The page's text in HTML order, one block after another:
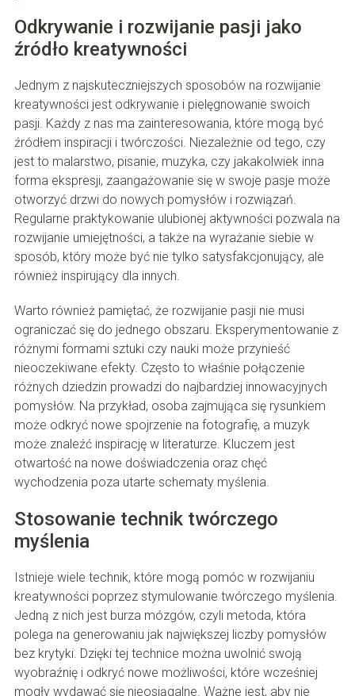
Odkrywanie i rozwijanie pasji jako
źródło kreatywności
Jednym z najskuteczniejszych sposobów na rozwijanie
kreatywności jest odkrywanie i pielęgnowanie swoich
pasji. Każdy z nas ma zainteresowania, które mogą być
źródłem inspiracji i twórczości. Niezależnie od tego, czy
jest to malarstwo, pisanie, muzyka, czy jakakolwiek inna
forma ekspresji, zaangażowanie się w swoje pasje może
otworzyć drzwi do nowych pomysłów i rozwiązań.
Regularne praktykowanie ulubionej aktywności pozwala na
rozwijanie umiejętności, a także na wyrażanie siebie w
sposób, który może być nie tylko satysfakcjonujący, ale
również inspirujący dla innych.
Warto również pamiętać, że rozwijanie pasji nie musi
ograniczać się do jednego obszaru. Eksperymentowanie z
różnymi formami sztuki czy nauki może przynieść
nieoczekiwane efekty. Często to właśnie połączenie
różnych dziedzin prowadzi do najbardziej innowacyjnych
pomysłów. Na przykład, osoba zajmująca się rysunkiem
może odkryć nowe spojrzenie na fotografię, a muzyk
może znaleźć inspirację w literaturze. Kluczem jest
otwartość na nowe doświadczenia oraz chęć
wychodzenia poza utarte schematy myślenia.
Stosowanie technik twórczego
myślenia
Istnieje wiele technik, które mogą pomóc w rozwijaniu
kreatywności poprzez stymulowanie twórczego myślenia.
Jedną z nich jest burza mózgów, czyli metoda, która
polega na generowaniu jak największej liczby pomysłów
bez krytyki. Dzięki tej technice można uwolnić swoją
wyobraźnię i odkryć nowe możliwości, które wcześniej
mogły wydawać się nieosiągalne. Ważne jest, aby nie